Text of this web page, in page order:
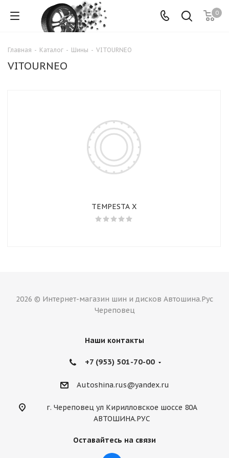
0
Главная - Каталог - Шины - VITOURNEO
VITOURNEO
TEMPESTA X
2026 © Интернет-магазин шин и дисков Автошина.Рус
Череповец
Наши контакты
+7 (953) 501-70-00
Autoshina.rus@yandex.ru
г. Череповец ул Кирилловское шоссе 80А
АВТОШИНА.РУС
Оставайтесь на связи